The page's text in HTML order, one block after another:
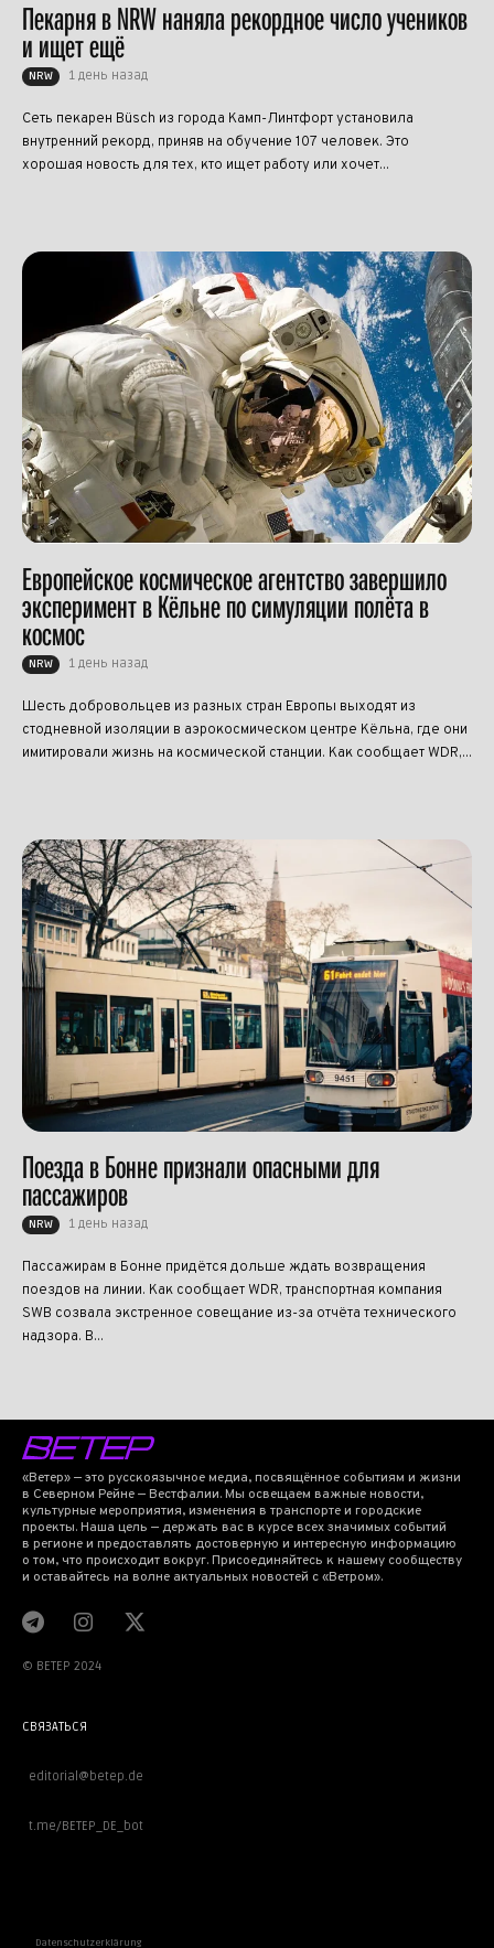
Пекарня в NRW наняла рекордное число учеников
и ищет ещё
NRW 1 день назад
Сеть пекарен Büsch из города Камп-Линтфорт установила
внутренний рекорд, приняв на обучение 107 человек. Это
хорошая новость для тех, кто ищет работу или хочет...
Европейское космическое агентство завершило
эксперимент в Кёльне по симуляции полёта в
космос
NRW 1 день назад
Шесть добровольцев из разных стран Европы выходят из
стодневной изоляции в аэрокосмическом центре Кёльна, где они
имитировали жизнь на космической станции. Как сообщает WDR,...
Поезда в Бонне признали опасными для
пассажиров
NRW 1 день назад
Пассажирам в Бонне придётся дольше ждать возвращения
поездов на линии. Как сообщает WDR, транспортная компания
SWB созвала экстренное совещание из-за отчёта технического
надзора. В...
«Ветер» — это русскоязычное медиа, посвящённое событиям и жизни
в Северном Рейне — Вестфалии. Мы освещаем важные новости,
культурные мероприятия, изменения в транспорте и городские
проекты. Наша цель — держать вас в курсе всех значимых событий
в регионе и предоставлять достоверную и интересную информацию
о том, что происходит вокруг. Присоединяйтесь к нашему сообществу
и оставайтесь на волне актуальных новостей с «Ветром».
© BETEP 2024
СВЯЗАТЬСЯ
editorial@betep.de
t.me/BETEP_DE_bot
Datenschutzerklärung